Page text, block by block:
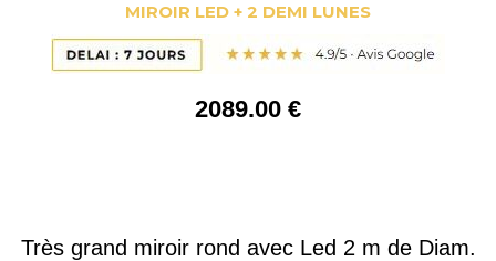
MIROIR LED + 2 DEMI LUNES
2089.00 €
Très grand miroir rond avec Led 2 m de Diam.